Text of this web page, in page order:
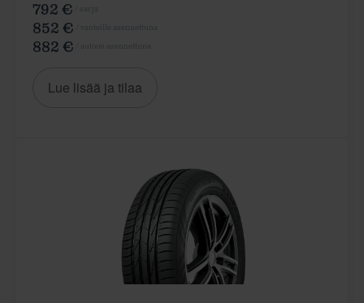
792 €
852 €
882 €
Lue lisää ja tilaa